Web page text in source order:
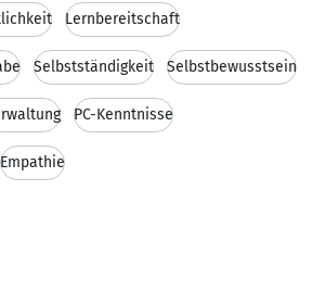
Lernbereitschaft
Selbstständigkeit Selbstbewusstsein
PC-Kenntnisse
Empathie